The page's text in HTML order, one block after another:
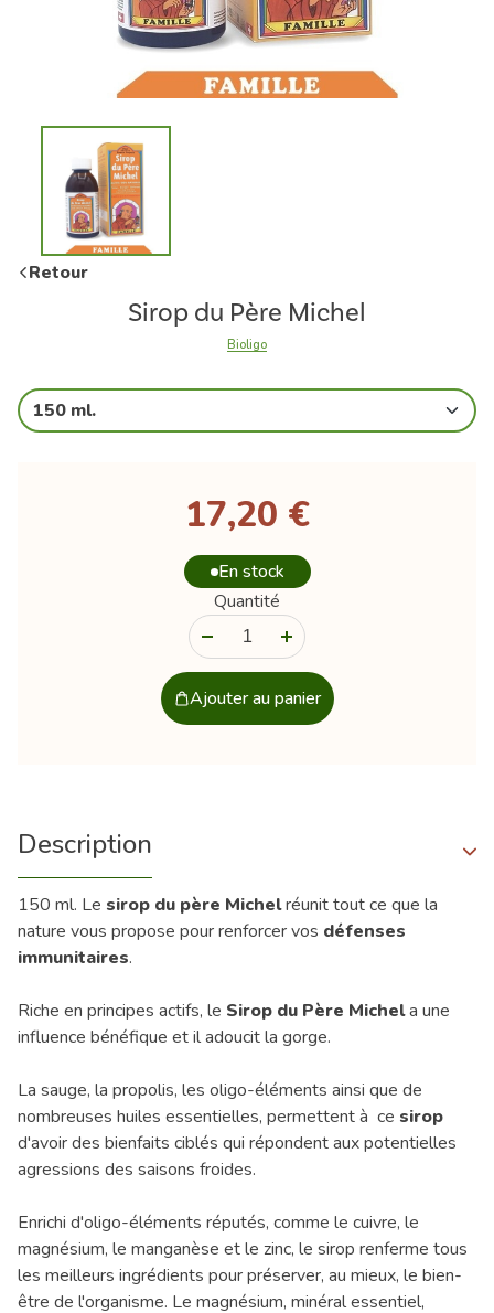
Retour
Sirop du Père Michel
Bioligo
150 ml.
17,20 €
En stock
Quantité
Ajouter au panier
Description
150 ml. Le sirop du père Michelréunit tout ce que la
nature vous propose pour renforcer vos défenses
immunitaires.
Riche en principes actifs, le Sirop du Père Michela une
influence bénéfique et il adoucit la gorge.
La sauge, la propolis, les oligo-éléments ainsi que de
nombreuses huiles essentielles, permettent à ce sirop
d'avoir des bienfaits ciblés qui répondent aux potentielles
agressions des saisons froides.
Enrichi d'oligo-éléments réputés, comme le cuivre, le
magnésium, le manganèse et le zinc, le sirop renferme tous
les meilleurs ingrédients pour préserver, au mieux, le bien-
être de l'organisme. Le magnésium, minéral essentiel,